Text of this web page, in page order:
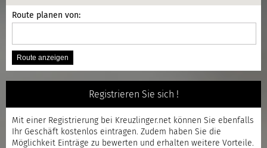
Route planen von:
Registrieren Sie sich !
Mit einer Registrierung bei Kreuzlinger.net können Sie ebenfalls
Ihr Geschäft kostenlos eintragen. Zudem haben Sie die
Möglichkeit Einträge zu bewerten und erhalten weitere Vorteile.